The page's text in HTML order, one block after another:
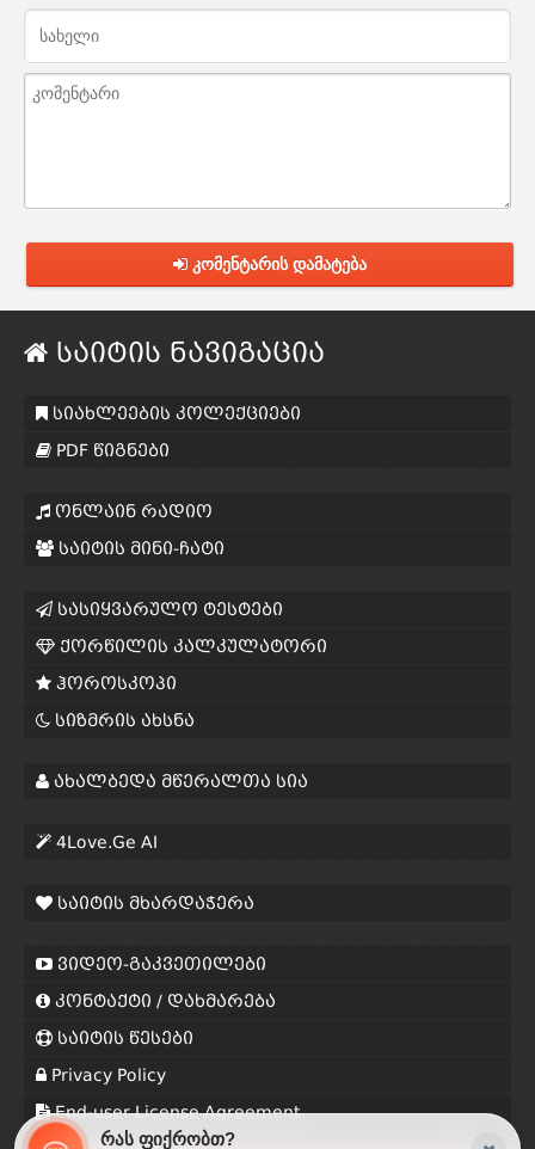
რას ფიქრობთ?
კომენტარის დამატება
საიტის ნავიგაცია
სიახლეების კოლექციები
PDF წიგნები
ონლაინ რადიო
საიტის მინი-ჩატი
სასიყვარულო ტესტები
ქორწილის კალკულატორი
ჰოროსკოპი
სიზმრის ახსნა
ახალბედა მწერალთა სია
4Love.Ge AI
საიტის მხარდაჭერა
ვიდეო-გაკვეთილები
კონტაქტი / დახმარება
საიტის წესები
Privacy Policy
End-user License Agreement